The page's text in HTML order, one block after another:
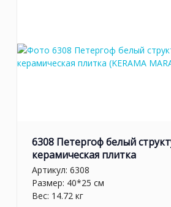
6308 Петергоф белый
керамическая плитка
Артикул: 6308
Размер: 40*25 см
Вес: 14.72 кг